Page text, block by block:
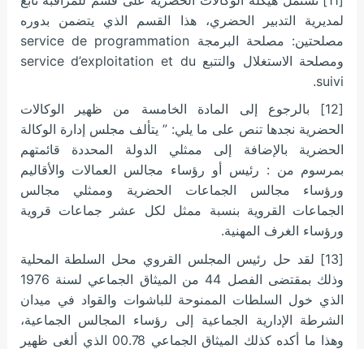
لمديرية التدبير الحضري، هذا القسم الذي يتضمن بدوره
مصلحتين: مصلحة البرمجة service de programmation
ومصلحة الاستغلال والتتبع service d’exploitation et du
suivi.
[12] بالرجوع إلى المادة الخامسة من ظهير الوكالات
الحضرية نجدها تنص على ما يلي: ” يتألف مجلس إدارة الوكالة
الحضرية بالإضافة إلى ممثلي الدولة المحددة قائمتهم
بمرسوم من : رئيس أو رؤساء مجالس العمالات والأقاليم
ورؤساء مجالس الجماعات الحضرية وممثلي مجالس
الجماعات القروية بنسبة ممثل لكل عشر جماعات قروية
ورؤساء الغرف المهنية.
[13] لقد حل رئيس المجلس القروي محل السلطة المحلية
وذلك بمقتضى الفصل 44 من الميثاق الجماعي لسنة 1976
الذي خول السلطات الممنوحة للباشوات والقواد في ميدان
الشرطة الإدارية الجماعية إلى رؤساء المجالس الجماعية،
وهذا ما أكده كذلك الميثاق الجماعي 00.78 الذي ألغى ظهير